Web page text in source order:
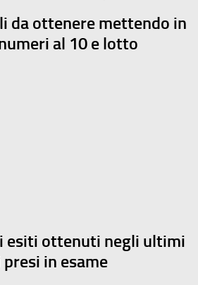
da ottenere mettendo in
al 10 e lotto
esiti ottenuti negli ultimi
presi in esame